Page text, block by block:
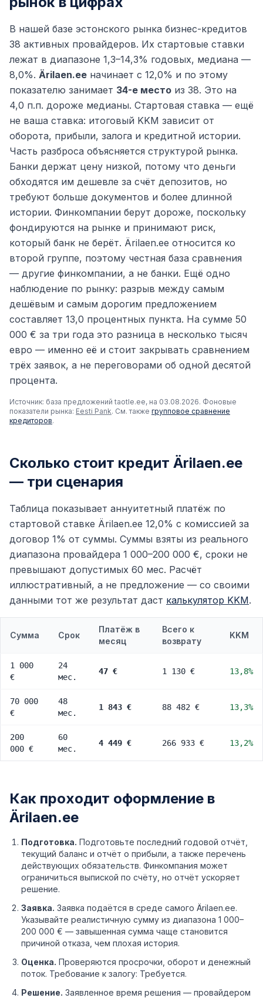
В нашей базе эстонского рынка бизнес-кредитов
38 активных провайдеров. Их стартовые ставки
лежат в диапазоне 1,3–14,3% годовых, медиана —
8,0%. Ärilaen.ee начинает с 12,0% и по этому
показателю занимает 34-е место из 38. Это на
4,0 п.п. дороже медианы. Стартовая ставка — ещё
не ваша ставка: итоговый KKM зависит от
оборота, прибыли, залога и кредитной истории.
Часть разброса объясняется структурой рынка.
Банки держат цену низкой, потому что деньги
обходятся им дешевле за счёт депозитов, но
требуют больше документов и более длинной
истории. Финкомпании берут дороже, поскольку
фондируются на рынке и принимают риск,
который банк не берёт. Ärilaen.ee относится ко
второй группе, поэтому честная база сравнения
— другие финкомпании, а не банки. Ещё одно
наблюдение по рынку: разрыв между самым
дешёвым и самым дорогим предложением
составляет 13,0 процентных пункта. На сумме 50
000 € за три года это разница в несколько тысяч
евро — именно её и стоит закрывать сравнением
трёх заявок, а не переговорами об одной десятой
процента.
Источник: база предложений taotle.ee, на 03.08.2026. Фоновые
показатели рынка: Eesti Pank. См. также групповое сравнение
кредиторов.
Сколько стоит кредит Ärilaen.ee
— три сценария
Таблица показывает аннуитетный платёж по
стартовой ставке Ärilaen.ee 12,0% с комиссией за
договор 1% от суммы. Суммы взяты из реального
диапазона провайдера 1 000–200 000 €, сроки не
превышают допустимых 60 мес. Расчёт
иллюстративный, а не предложение — со своими
данными тот же результат даст калькулятор KKM.
Сумма Срок
Платёж в
месяц
Всего к
возврату
KKM
1 000
€
24
мес.
47 € 1 130 € 13,8%
70 000
€
48
мес.
1 843 € 88 482 € 13,3%
200
000 €
60
мес.
4 449 € 266 933 € 13,2%
Как проходит оформление в
Ärilaen.ee
Подготовка. Подготовьте последний годовой отчёт,
текущий баланс и отчёт о прибыли, а также перечень
действующих обязательств. Финкомпания может
ограничиться выпиской по счёту, но отчёт ускоряет
решение.
Заявка. Заявка подаётся в среде самого Ärilaen.ee.
Указывайте реалистичную сумму из диапазона 1 000–
200 000 € — завышенная сумма чаще становится
причиной отказа, чем плохая история.
Оценка. Проверяются просрочки, оборот и денежный
поток. Требование к залогу: Требуется.
Решение. Заявленное время решения — провайдером